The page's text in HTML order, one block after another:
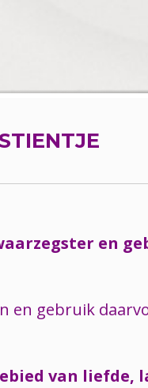
en
en gebruik
van liefde,